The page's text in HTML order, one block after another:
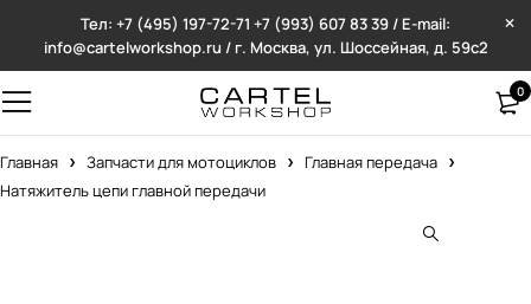
Тел: +7 (495) 197-72-71 +7 (993) 607 83 39 / E-mail:
info@cartelworkshop.ru / г. Москва, ул. Шоссейная, д. 59с2
0
Главная Запчасти для мотоциклов
Главная передача
Натяжитель цепи главной передачи